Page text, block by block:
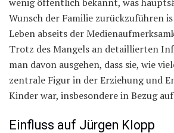
Wunsch der Familie zurückzuführen
Leben abseits der
Trotz des Mangels an detaillierten
man davon ausgehen, dass sie, wie
zentrale Figur in der Erziehung und
Kinder war, insbesondere in Bezug
Einfluss auf Jürgen Klopp